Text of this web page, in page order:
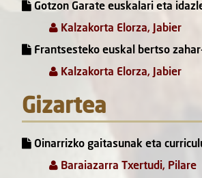
Gotzon Garate euskalari eta
Kalzakorta Elorza, Jabier
Frantsesteko euskal bertso
Kalzakorta Elorza, Jabier
Gizartea
Oinarrizko gaitasunak eta
Baraiazarra Txertudi, Pilare